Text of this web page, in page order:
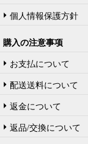
個人情報保護方針
購入の注意事项
お支払について
配送送料について
返金について
返品/交換について